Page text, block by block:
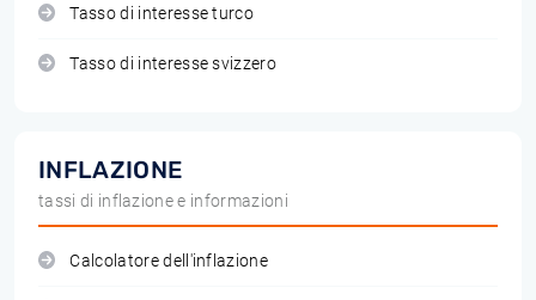
Tasso di interesse turco
Tasso di interesse svizzero
INFLAZIONE
tassi di inflazione e informazioni
Calcolatore dell'inflazione